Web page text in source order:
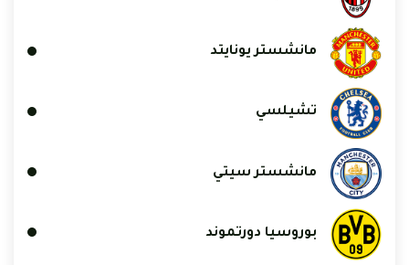
مانشستر يونايتد
تشيلسي
مانشستر سيتي
بوروسيا دورتموند